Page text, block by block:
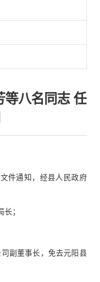
等八名同志 任
件通知，经县人民政府
；
副董事长，免去元阳县